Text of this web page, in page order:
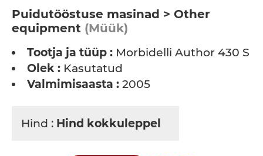
Puidutööstuse masinad > Other
equipment (Müük)
Tootja ja tüüp : Morbidelli Author 430 S
Olek : Kasutatud
Valmimisaasta : 2005
Hind : Hind kokkuleppel